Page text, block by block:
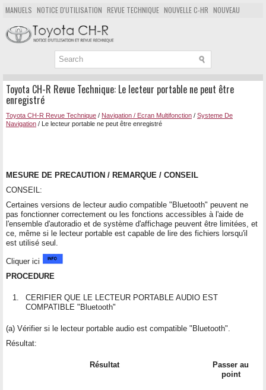
MANUELS NOTICE D'UTILISATION REVUE TECHNIQUE NOUVELLE C-HR NOUVEAU
POPULAIRE
PLAN DU SITE CHERCHER
Toyota CH-R Revue Technique: Le lecteur portable ne peut être
enregistré
Toyota CH-R Revue Technique / Navigation / Ecran Multifonction / Systeme De
Navigation / Le lecteur portable ne peut être enregistré
MESURE DE PRECAUTION / REMARQUE / CONSEIL
CONSEIL:
Certaines versions de lecteur audio compatible "Bluetooth" peuvent ne
pas fonctionner correctement ou les fonctions accessibles à l'aide de
l'ensemble d'autoradio et de système d'affichage peuvent être limitées, et
ce, même si le lecteur portable est capable de lire des fichiers lorsqu'il
est utilisé seul.
Cliquer ici
PROCEDURE
1.
CERIFIER QUE LE LECTEUR PORTABLE AUDIO EST
COMPATIBLE "Bluetooth"
(a) Vérifier si le lecteur portable audio est compatible "Bluetooth".
Résultat:
Résultat
Passer au
point